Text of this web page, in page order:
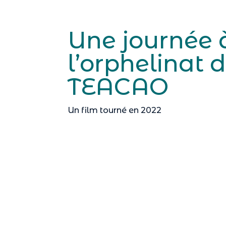
Une journée
l’orphelinat
TEACAO
Un film tourné en 2022